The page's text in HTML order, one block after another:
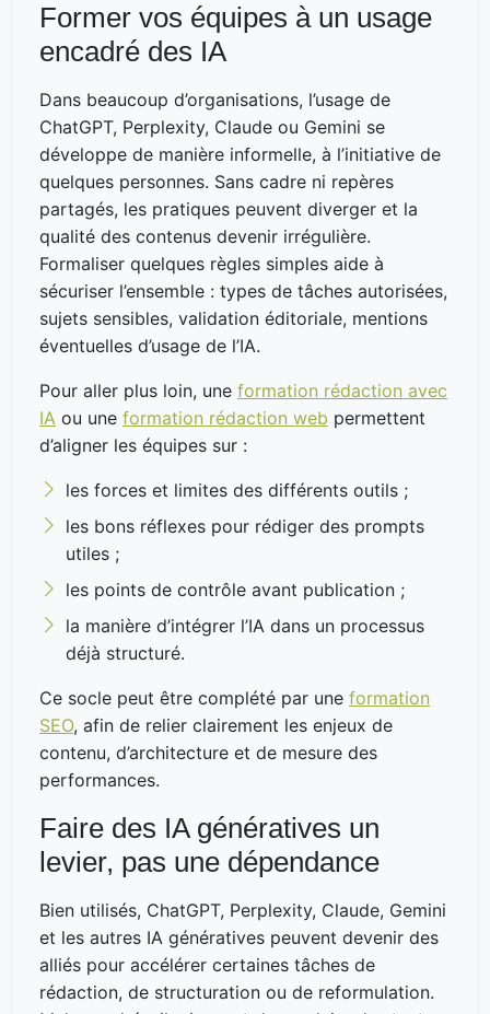
Former vos équipes à un usage
encadré des IA
Dans beaucoup d’organisations, l’usage de
ChatGPT, Perplexity, Claude ou Gemini se
développe de manière informelle, à l’initiative de
quelques personnes. Sans cadre ni repères
partagés, les pratiques peuvent diverger et la
qualité des contenus devenir irrégulière.
Formaliser quelques règles simples aide à
sécuriser l’ensemble : types de tâches autorisées,
sujets sensibles, validation éditoriale, mentions
éventuelles d’usage de l’IA.
Pour aller plus loin, une formation rédaction avec
IA ou une formation rédaction web permettent
d’aligner les équipes sur :
les forces et limites des différents outils ;
les bons réflexes pour rédiger des prompts
utiles ;
les points de contrôle avant publication ;
la manière d’intégrer l’IA dans un processus
déjà structuré.
Ce socle peut être complété par une formation
SEO, afin de relier clairement les enjeux de
contenu, d’architecture et de mesure des
performances.
Faire des IA génératives un
levier, pas une dépendance
Bien utilisés, ChatGPT, Perplexity, Claude, Gemini
et les autres IA génératives peuvent devenir des
alliés pour accélérer certaines tâches de
rédaction, de structuration ou de reformulation.